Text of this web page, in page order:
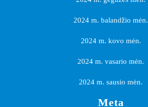
2024 m. balandžio mėn.
2024 m. kovo mėn.
2024 m. vasario mėn.
2024 m. sausio mėn.
Meta